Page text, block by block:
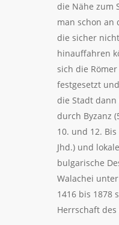
die Nähe zum
man schon an
die sicher
hinauffahren
sich die
festgesetzt
die Stadt
durch Byzanz
10. und 12. Bis
Jhd.) und
bulgarische
Walachei
1416 bis 1878
Herrschaft des